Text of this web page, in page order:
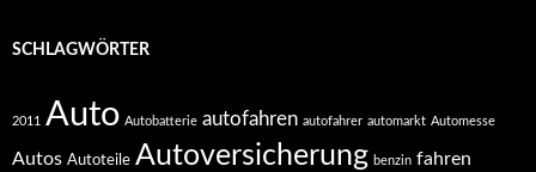
SCHLAGWÖRTER
2011 Auto Autobatterie autofahren autofahrer automarkt Automesse
Autos Autoteile Autoversicherung benzin fahren